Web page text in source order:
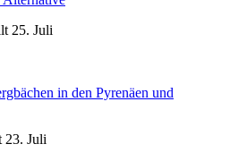
25. Juli
in den Pyrenäen und
23. Juli